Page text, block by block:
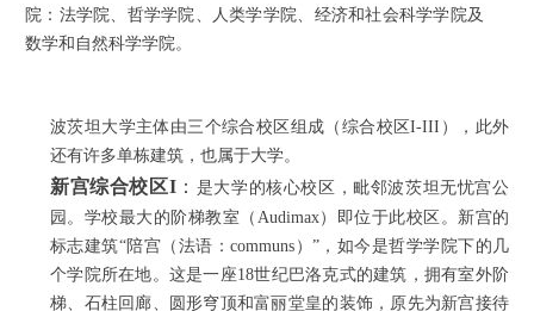
院：法学院、哲学学院、人类学学院、经济和社会科学学院及
数学和自然科学学院。
波茨坦大学主体由三个综合校区组成（综合校区I-III），此外
还有许多单栋建筑，也属于大学。
新宫综合校区I： 是大学的核心校区，毗邻波茨坦无忧宫公
园。学校最大的阶梯教室（Audimax）即位于此校区。新宫的
标志建筑“陪宫（法语：communs）”，如今是哲学学院下的几
个学院所在地。这是一座18世纪巴洛克式的建筑，拥有室外阶
梯、石柱回廊、圆形穹顶和富丽堂皇的装饰，原先为新宫接待